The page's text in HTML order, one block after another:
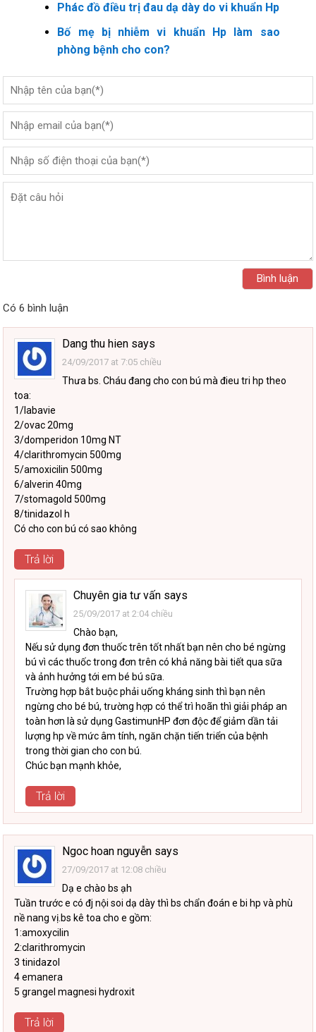
Phác đồ điều trị đau dạ dày do vi khuẩn Hp
Bố mẹ bị nhiễm vi khuẩn Hp làm sao
phòng bệnh cho con?
Có 6 bình luận
Dang thu hien says
24/09/2017 at 7:05 chiều
Thưa bs. Cháu đang cho con bú mà đieu tri hp theo
toa:
1/labavie
2/ovac 20mg
3/domperidon 10mg NT
4/clarithromycin 500mg
5/amoxicilin 500mg
6/alverin 40mg
7/stomagold 500mg
8/tinidazol h
Có cho con bú có sao không
Trả lời
Chuyên gia tư vấn says
25/09/2017 at 2:04 chiều
Chào bạn,
Nếu sử dụng đơn thuốc trên tốt nhất bạn nên cho bé ngừng
bú vì các thuốc trong đơn trên có khả năng bài tiết qua sữa
và ảnh hưởng tới em bé bú sữa.
Trường hợp bắt buộc phải uống kháng sinh thì bạn nên
ngừng cho bé bú, trường hợp có thể trì hoãn thì giải pháp an
toàn hơn là sử dụng GastimunHP đơn độc để giảm dần tải
lượng hp về mức âm tính, ngăn chặn tiến triển của bệnh
trong thời gian cho con bú.
Chúc bạn mạnh khỏe,
Trả lời
Ngoc hoan nguyễn says
27/09/2017 at 12:08 chiều
Dạ e chào bs ạh
Tuần trước e có đj nội soi dạ dày thì bs chẩn đoán e bi hp và phù
nề nang vị.bs kê toa cho e gồm:
1:amoxycilin
2:clarithromycin
3 tinidazol
4 emanera
5 grangel magnesi hydroxit
Trả lời